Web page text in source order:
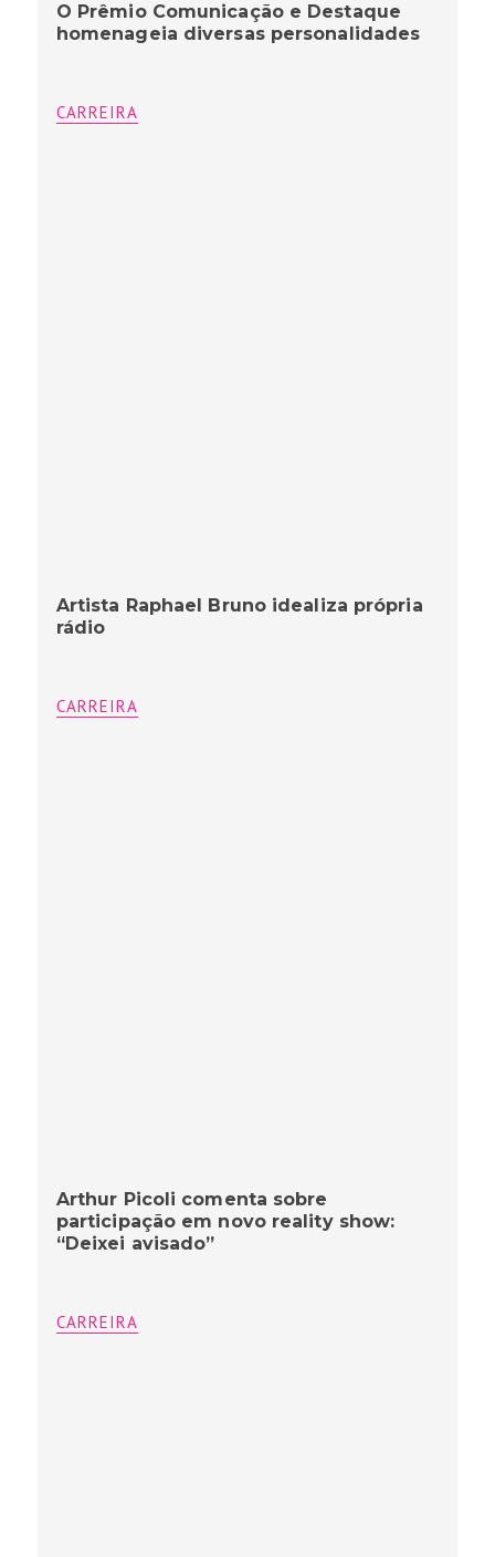
O Prêmio Comunicação e Destaque
homenageia diversas personalidades
CARREIRA
Artista Raphael Bruno idealiza própria
rádio
CARREIRA
Arthur Picoli comenta sobre
participação em novo reality show:
“Deixei avisado”
CARREIRA